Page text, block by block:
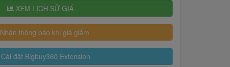
XEM LỊCH SỬ GIÁ
Nhận thông báo khi giá giảm
Cài đặt Bigbuy360 Extension